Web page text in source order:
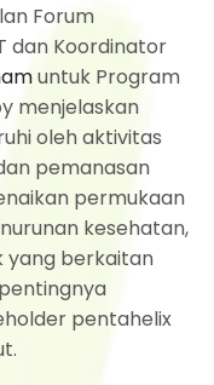
Forum
dan Koordinator
untuk Program
menjelaskan
oleh aktivitas
pemanasan
permukaan
kesehatan,
yang berkaitan
pentahelix